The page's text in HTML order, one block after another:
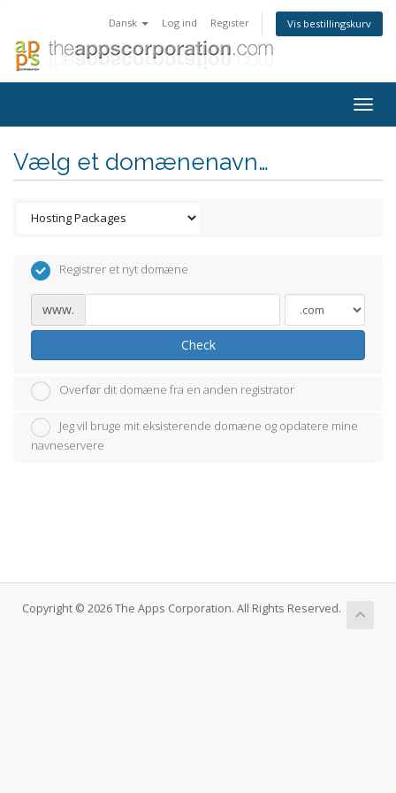
Dansk Log ind Register Vis bestillingskurv
Vælg et domænenavn…
Registrer et nyt domæne
www.
Check
Overfør dit domæne fra en anden registrator
Jeg vil bruge mit eksisterende domæne og opdatere mine
navneservere
Copyright © 2026 The Apps Corporation. All Rights Reserved.